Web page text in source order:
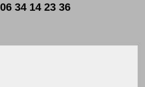
06 34 14 23 36